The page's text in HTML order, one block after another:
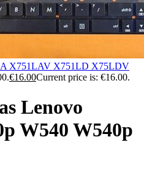
X751LAV X751LD X75LDV
€16.00Current price is: €16.00.
Lenovo
W540 W540p